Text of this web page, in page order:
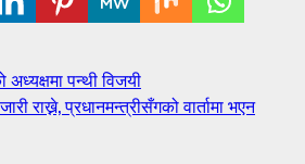
पन्थी विजयी
राख्ने, प्रधानमन्त्रीसँगको वार्तामा भएन